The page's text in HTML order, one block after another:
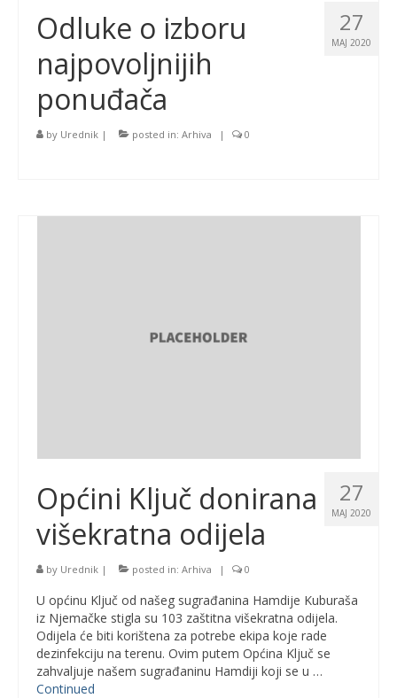
27
MAJ 2020
Odluke o izboru
najpovoljnijih
ponuđača
by Urednik | posted in: Arhiva | 0
27
MAJ 2020
Općini Ključ donirana
višekratna odijela
by Urednik | posted in: Arhiva | 0
U općinu Ključ od našeg sugrađanina Hamdije Kuburaša
iz Njemačke stigla su 103 zaštitna višekratna odijela.
Odijela će biti korištena za potrebe ekipa koje rade
dezinfekciju na terenu. Ovim putem Općina Ključ se
zahvaljuje našem sugrađaninu Hamdiji koji se u …
Continued